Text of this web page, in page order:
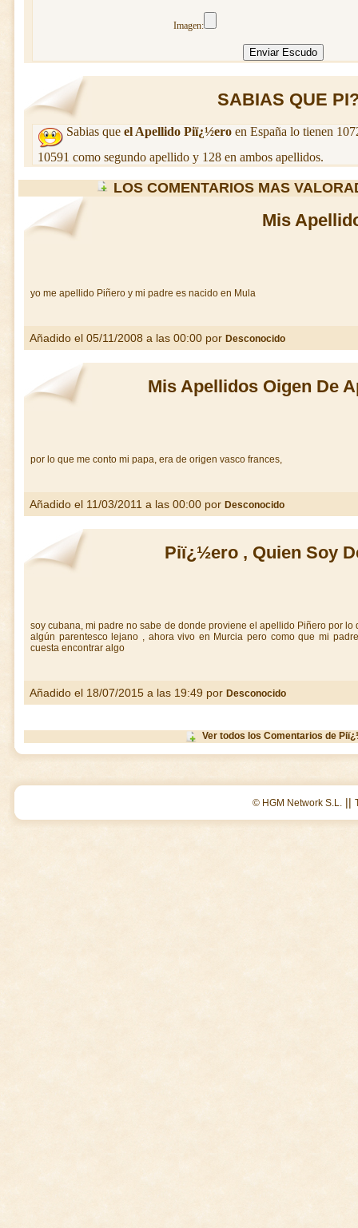
Imagen:
SABIAS QUE
Sabias que el Apellido Piï¿½eroen España lo tienen
10591 como segundo apellido y 128 en ambos apellidos.
LOS COMENTARIOS MAS
Mis
yo me apellido Piñero y mi padre es nacido en Mula
Añadido el 05/11/2008 a las 00:00 por Desconocido
Mis Apellidos Oigen De
por lo que me conto mi papa, era de origen vasco frances,
Añadido el 11/03/2011 a las 00:00 por Desconocido
Piï¿½ero , Quien Soy
soy cubana, mi padre no sabe de donde proviene el apellido Piñero por lo
algún parentesco lejano , ahora vivo en Murcia pero como que mi
cuesta encontrar algo
Añadido el 18/07/2015 a las 19:49 por Desconocido
Ver todos los Comentarios de
© HGM Network S.L. ||